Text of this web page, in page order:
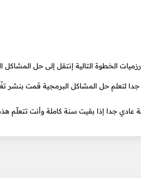
الخطوة التالية إنتقل إلى حل
لتعلم حل المشاكل البرمجية قمت بنشر
عادي جدا إذا بقيت سنة كاملة وأنت تتعلّم هذه